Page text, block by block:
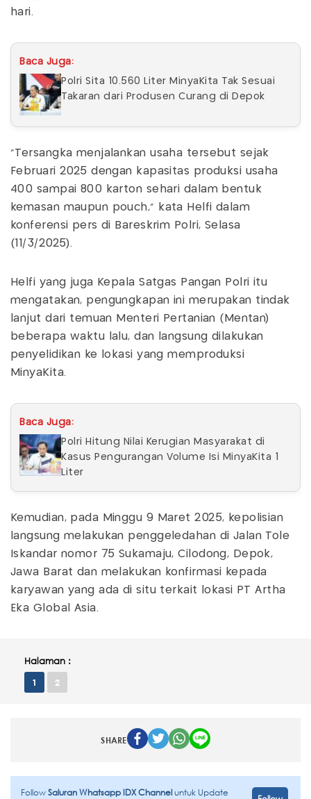
hari.
Baca Juga:
Polri Sita 10.560 Liter MinyaKita Tak Sesuai
Takaran dari Produsen Curang di Depok
"Tersangka menjalankan usaha tersebut sejak
Februari 2025 dengan kapasitas produksi usaha
400 sampai 800 karton sehari dalam bentuk
kemasan maupun pouch," kata Helfi dalam
konferensi pers di Bareskrim Polri, Selasa
(11/3/2025).
Helfi yang juga Kepala Satgas Pangan Polri itu
mengatakan, pengungkapan ini merupakan tindak
lanjut dari temuan Menteri Pertanian (Mentan)
beberapa waktu lalu, dan langsung dilakukan
penyelidikan ke lokasi yang memproduksi
MinyaKita.
Baca Juga:
Polri Hitung Nilai Kerugian Masyarakat di
Kasus Pengurangan Volume Isi MinyaKita 1
Liter
Kemudian, pada Minggu 9 Maret 2025, kepolisian
langsung melakukan penggeledahan di Jalan Tole
Iskandar nomor 75 Sukamaju, Cilodong, Depok,
Jawa Barat dan melakukan konfirmasi kepada
karyawan yang ada di situ terkait lokasi PT Artha
Eka Global Asia.
Halaman :
1 2
SHARE
FollowSaluran Whatsapp IDX Channeluntuk Update